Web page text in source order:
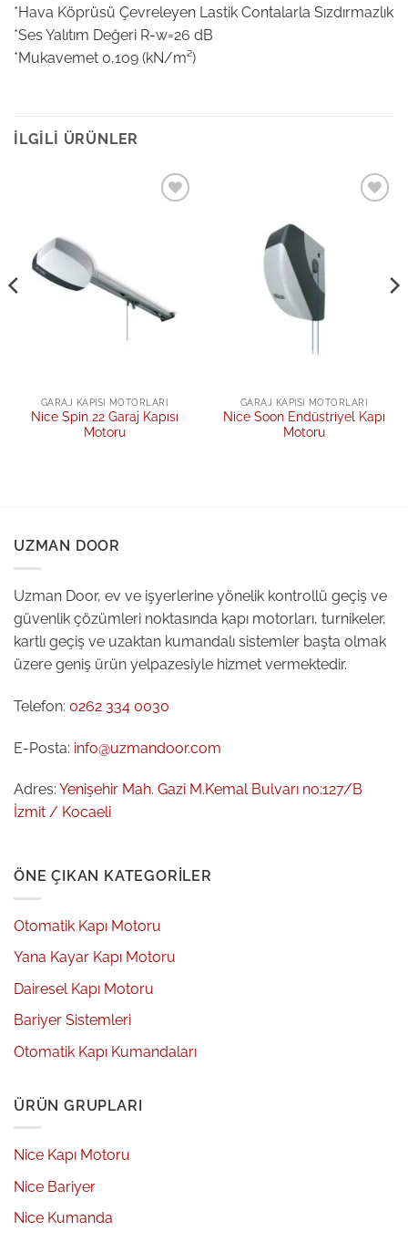
*Hava Köprüsü Çevreleyen Lastik Contalarla Sızdırmazlık
*Ses Yalıtım Değeri R-w=26 dB
*Mukavemet 0,109 (kN/m²)
İLGILI ÜRÜNLER
GARAJ KAPISI MOTORLARI
Nice Spin 22 Garaj Kapısı
Motoru
GARAJ KAPISI MOTORLARI
Nice Soon Endüstriyel Kapı
Motoru
UZMAN DOOR
Uzman Door, ev ve işyerlerine yönelik kontrollü geçiş ve
güvenlik çözümleri noktasında kapı motorları, turnikeler,
kartlı geçiş ve uzaktan kumandalı sistemler başta olmak
üzere geniş ürün yelpazesiyle hizmet vermektedir.
Telefon: 0262 334 0030
E-Posta: info@uzmandoor.com
Adres: Yenişehir Mah. Gazi M.Kemal Bulvarı no:127/B
İzmit / Kocaeli
ÖNE ÇIKAN KATEGORILER
Otomatik Kapı Motoru
Yana Kayar Kapı Motoru
Dairesel Kapı Motoru
Bariyer Sistemleri
Otomatik Kapı Kumandaları
ÜRÜN GRUPLARI
Nice Kapı Motoru
Nice Bariyer
Nice Kumanda